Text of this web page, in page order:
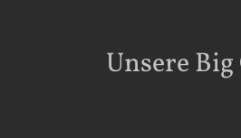
Unsere Big